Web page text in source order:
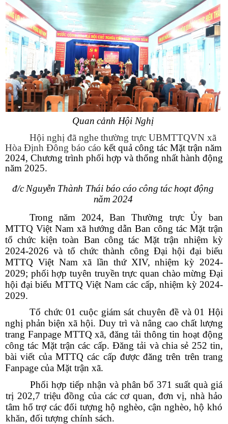
Quan cảnh Hội Nghị
Hội nghị đã nghe thường trực UBMTTQVN xã
Hòa Định Đông báo cáo kết quả công tác Mặt trận năm
2024, Chương trình phối hợp và thống nhất hành động
năm 2025.
đ/c Nguyễn Thành Thái báo cáo công tác hoạt động
năm 2024
Trong năm 2024,Ban Thường trực Ủy ban
MTTQ Việt Nam xã hướng dẫn Ban công tác Mặt trận
tổ chức kiện toàn Ban công tác Mặt trận nhiệm kỳ
2024-2026 và tổ chức thành công Đại hội đại biểu
MTTQ Việt Nam xã lần thứ XIV, nhiệm kỳ 2024-
2029; phối hợp tuyên truyền trực quan chào mừng Đại
hội đại biểu MTTQ Việt Nam các cấp, nhiệm kỳ 2024-
2029.
Tổ chức 01 cuộc giám sát chuyên đề và 01 Hội
nghị phản biện xã hội. Duy trì và nâng cao chất lượng
trang Fanpage MTTQ xã, đăng tải thông tin hoạt động
công tác Mặt trận các cấp. Đăng tải và chia sẻ 252 tin,
bài viết của MTTQ các cấp được đăng trên trên trang
Fanpage của Mặt trận xã.
Phối hợp tiếp nhận và phân bổ 371 suất quà giá
trị 202,7 triệu đồng của các cơ quan, đơn vị, nhà hảo
tâm hổ trợ các đối tượng hộ nghèo, cận nghèo, hộ khó
khăn, đối tượng chính sách.